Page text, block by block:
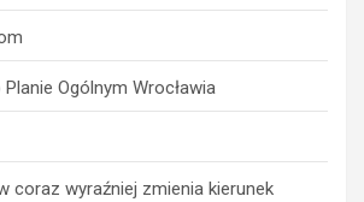
Ogólnym Wrocławia
coraz wyraźniej zmienia kierunek